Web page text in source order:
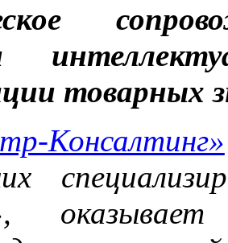
товарных
Консалтинг»